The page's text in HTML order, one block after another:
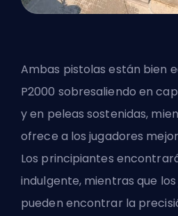
Ambas pistolas están bien
P2000 sobresaliendo en
y en peleas sostenidas,
ofrece a los jugadores
Los principiantes
indulgente, mientras que
pueden encontrar la